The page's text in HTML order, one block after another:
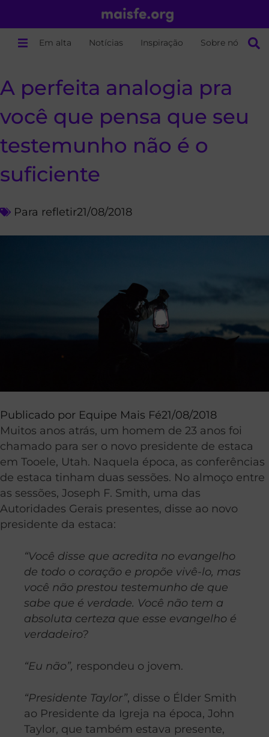
Em alta Notícias Inspiração Sobre nós
A perfeita analogia pra
você que pensa que seu
testemunho não é o
suficiente
Para refletir21/08/2018
Publicado por Equipe Mais Fé21/08/2018
Muitos anos atrás, um homem de 23 anos foi
chamado para ser o novo presidente de estaca
em Tooele, Utah. Naquela época, as conferências
de estaca tinham duas sessões. No almoço entre
as sessões, Joseph F. Smith, uma das
Autoridades Gerais presentes, disse ao novo
presidente da estaca:
“Você disse que acredita no evangelho
de todo o coração e propõe vivê-lo, mas
você não prestou testemunho de que
sabe que é verdade. Você não tem a
absoluta certeza que esse evangelho é
verdadeiro?
“Eu não”, respondeu o jovem.
“Presidente Taylor”, disse o Élder Smith
ao Presidente da Igreja na época, John
Taylor, que também estava presente,